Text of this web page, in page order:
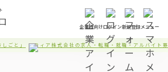
企業様向けログイン新規登録メニュー
ごと」 ティア株式会社の求人・転職・就職・アルバイト